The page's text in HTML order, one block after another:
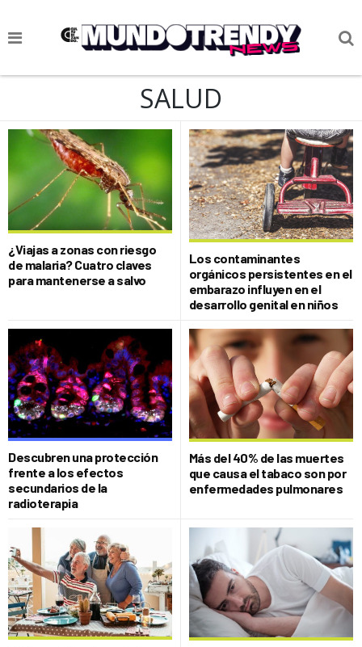
NOTICIAS
CIENCIA Y TECNOLOGÍA
VIDA
SOCIEDAD
CULTURIZANDO.COM
SALUD
¿Viajas a zonas con riesgo
de malaria? Cuatro claves
para mantenerse a salvo
Los contaminantes
orgánicos persistentes en el
embarazo influyen en el
desarrollo genital en niños
Descubren una protección
frente a los efectos
secundarios de la
radioterapia
Más del 40% de las muertes
que causa el tabaco son por
enfermedades pulmonares